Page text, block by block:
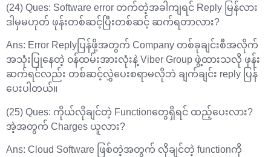
(24) Ques: Software error တက်တဲ့အခါကျရင် Reply မြန်လား
ဒါမှမဟုတ် ဖုန်းတစ်ဆင့်ပြီးတစ်ဆင့် ဆက်ရတာလား?
Ans: Error Replyပြန်ဖို့အတွက် Company တစ်ခုချင်းစီအလိုက်
အသုံးပြုနေတဲ့ ၀န်ထမ်းအားလုံးနဲ့ Viber Group ဖွဲ့ထားသလို ဖုန်း
ဆက်ရင်လည်း တစ်ဆင့်လွှဲပေးစရာမလိုဘဲ ချက်ချင်း reply ပြန်
ပေးပါတယ်။
(25) Ques: ကိုယ်လိုချင်တဲ့ Functionတွေရှိရင် ထည့်ပေးလား?
အဲ့အတွက် Charges ယူလား?
Ans: Cloud Software ဖြစ်တဲ့အတွက် လိုချင်တဲ့ functionကို